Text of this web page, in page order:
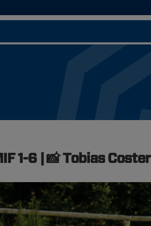
1-6 | 📸 Tobias Coster